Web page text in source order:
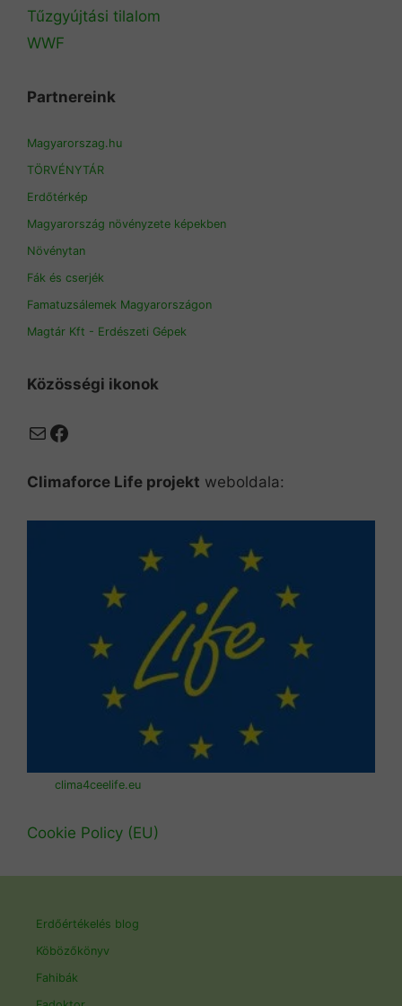
Tűzgyújtási tilalom
WWF
Partnereink
Magyarorszag.hu
TÖRVÉNYTÁR
Erdőtérkép
Magyarország növényzete képekben
Növénytan
Fák és cserjék
Famatuzsálemek Magyarországon
Magtár Kft - Erdészeti Gépek
Közösségi ikonok
MailFacebook
Climaforce Life projekt weboldala:
clima4ceelife.eu
Cookie Policy (EU)
Erdőértékelés blog
Köbözőkönyv
Fahibák